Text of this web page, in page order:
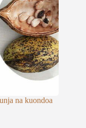
na kuondoa